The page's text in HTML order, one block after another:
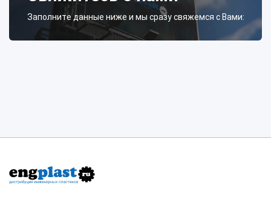
Заполните данные ниже и мы сразу свяжемся с Вами: